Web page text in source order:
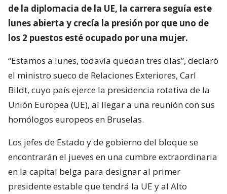
de la diplomacia de la UE, la carrera seguía este
lunes abierta y crecía la presión por que uno de
los 2 puestos esté ocupado por una mujer.
“Estamos a lunes, todavía quedan tres días”, declaró
el ministro sueco de Relaciones Exteriores, Carl
Bildt, cuyo país ejerce la presidencia rotativa de la
Unión Europea (UE), al llegar a una reunión con sus
homólogos europeos en Bruselas.
Los jefes de Estado y de gobierno del bloque se
encontrarán el jueves en una cumbre extraordinaria
en la capital belga para designar al primer
presidente estable que tendrá la UE y al Alto